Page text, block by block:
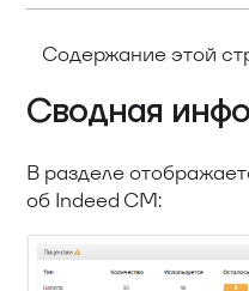
Содержание этой
Сводная
В разделе
об Indeed CM: